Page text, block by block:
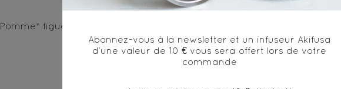
Pomme* figue*, gingembre*, écorces d'orange*, arôme naturel de
Abonnez-vous à la newsletter et un infuseur Akifusa
d’une valeur de 10 € vous sera offert lors de votre
commande